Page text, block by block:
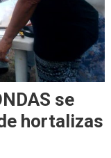
se
hortalizas